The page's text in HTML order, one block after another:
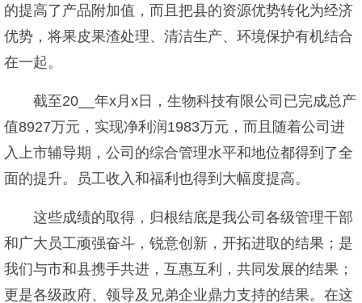
的提高了产品附加值，而且把县的资源优势转化为经济
优势，将果皮果渣处理、清洁生产、环境保护有机结合
在一起。
截至20__年x月x日，生物科技有限公司已完成总产
值8927万元，实现净利润1983万元，而且随着公司进
入上市辅导期，公司的综合管理水平和地位都得到了全
面的提升。员工收入和福利也得到大幅度提高。
这些成绩的取得，归根结底是我公司各级管理干部
和广大员工顽强奋斗，锐意创新，开拓进取的结果；是
我们与市和县携手共进，互惠互利，共同发展的结果；
更是各级政府、领导及兄弟企业鼎力支持的结果。在这